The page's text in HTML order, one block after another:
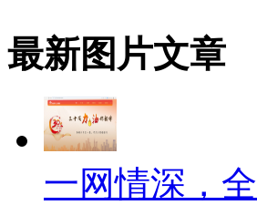
最新图片文章
一网情深，